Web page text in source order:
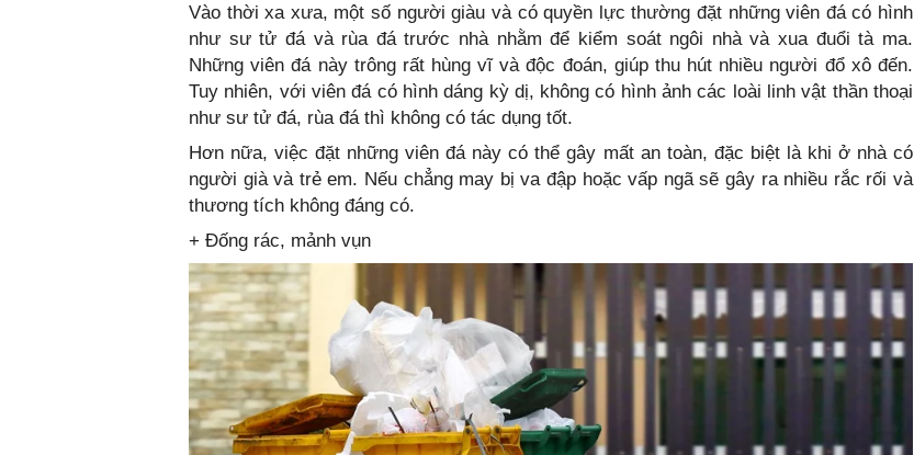
Vào thời xa xưa, một số người giàu và có quyền lực thường đặt những viên đá có hình
như sư tử đá và rùa đá trước nhà nhằm để kiểm soát ngôi nhà và xua đuổi tà ma.
Những viên đá này trông rất hùng vĩ và độc đoán, giúp thu hút nhiều người đổ xô đến.
Tuy nhiên, với viên đá có hình dáng kỳ dị, không có hình ảnh các loài linh vật thần thoại
như sư tử đá, rùa đá thì không có tác dụng tốt.
Hơn nữa, việc đặt những viên đá này có thể gây mất an toàn, đặc biệt là khi ở nhà có
người già và trẻ em. Nếu chẳng may bị va đập hoặc vấp ngã sẽ gây ra nhiều rắc rối và
thương tích không đáng có.
+ Đống rác, mảnh vụn